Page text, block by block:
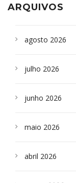
ARQUIVOS
agosto 2026
julho 2026
junho 2026
maio 2026
abril 2026